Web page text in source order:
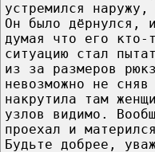
устремился
Он было дёрнулся,
думая что его кто-
ситуацию стал
из за размеров
невозможно не
накрутила там
узлов видимо.
проехал и
Будьте добрее,